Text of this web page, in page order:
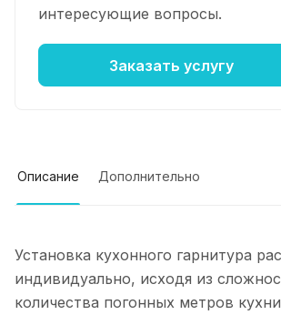
интересующие вопросы.
Заказать услугу
Описание Дополнительно
Установка кухонного гарнитура
индивидуально, исходя из
количества погонных метров